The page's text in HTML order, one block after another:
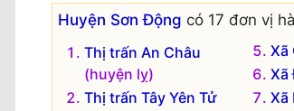
Huyện Sơn Động có 17 đơn vị
Thị trấn An Châu
(huyện lỵ)
Thị trấn Tây Yên Tử
Xã
Xã
Xã